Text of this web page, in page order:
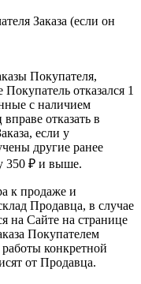
Заказа (если он
Покупателя,
отказался 1
с наличием
отказать в
если у
другие ранее
350 ₽ и выше.
к продаже и
Продавца, в случае
на Сайте на странице
Покупателем
работы конкретной
от Продавца.